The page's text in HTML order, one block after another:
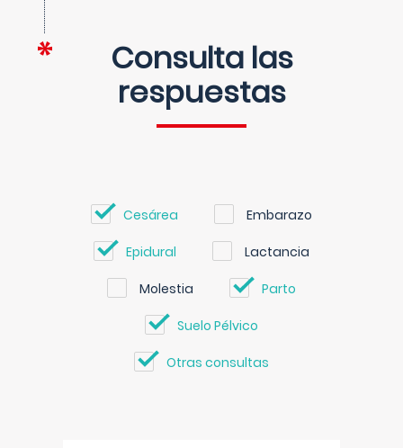
Consulta las
respuestas
Cesárea Embarazo
Epidural Lactancia
Molestia Parto
Suelo Pélvico
Otras consultas